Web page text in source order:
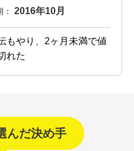
2016年10月
もやり、2ヶ月未満で値
れた
んだ決め手